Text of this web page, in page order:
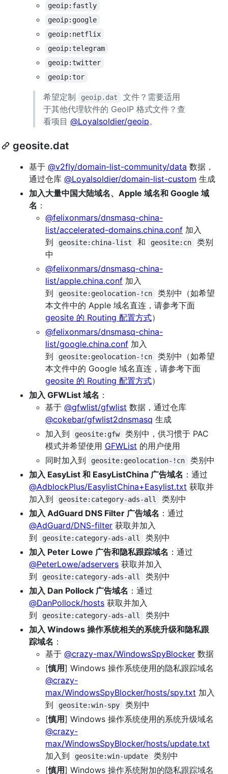
geoip:fastly
geoip:google
geoip:netflix
geoip:telegram
geoip:twitter
geoip:tor
希望定制 geoip.dat
文件？需要适用
于其他代理软件的 GeoIP 格式文件？查
看项目 @Loyalsoldier/geoip。
geosite.dat
基于 @v2fly/domain-list-community/data 数据，
通过仓库 @Loyalsoldier/domain-list-custom 生成
加入大量中国大陆域名、Apple 域名和 Google 域
名 ：
@felixonmars/dnsmasq-china-
list/accelerated-domains.china.conf 加入
到
geosite:china-list 和 geosite:cn
类别
中
@felixonmars/dnsmasq-china-
list/apple.china.conf 加入
到
geosite:geolocation-!cn
类别中（如希望
本文件中的 Apple 域名直连，请参考下面
geosite 的 Routing 配置方式）
@felixonmars/dnsmasq-china-
list/google.china.conf 加入
到
geosite:geolocation-!cn
类别中（如希望
本文件中的 Google 域名直连，请参考下面
geosite 的 Routing 配置方式）
加入 GFWList 域名 ：
基于 @gfwlist/gfwlist 数据，通过仓库
@cokebar/gfwlist2dnsmasq 生成
加入到
geosite:gfw
类别中，供习惯于 PAC
模式并希望使用 GFWList 的用户使用
同时加入到
geosite:geolocation-!cn
类别中
加入 EasyList 和 EasyListChina 广告域名 ：通过
@AdblockPlus/EasylistChina+Easylist.txt 获取并
加入到
geosite:category-ads-all
类别中
加入 AdGuard DNS Filter 广告域名 ：通过
@AdGuard/DNS-filter 获取并加入
到
geosite:category-ads-all
类别中
加入 Peter Lowe 广告和隐私跟踪域名 ：通过
@PeterLowe/adservers 获取并加入
到
geosite:category-ads-all
类别中
加入 Dan Pollock 广告域名 ：通过
@DanPollock/hosts 获取并加入
到
geosite:category-ads-all
类别中
加入 Windows 操作系统相关的系统升级和隐私跟
踪域名 ：
基于 @crazy-max/WindowsSpyBlocker 数据
[慎用] Windows 操作系统使用的隐私跟踪域名
@crazy-
max/WindowsSpyBlocker/hosts/spy.txt 加入
到
geosite:win-spy
类别中
[慎用] Windows 操作系统使用的系统升级域名
@crazy-
max/WindowsSpyBlocker/hosts/update.txt
加入到
geosite:win-update
类别中
[慎用] Windows 操作系统附加的隐私跟踪域名